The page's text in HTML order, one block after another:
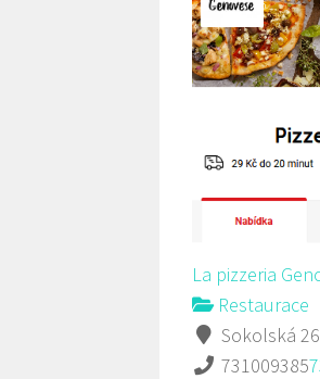
La pizzeria
Restaurace
Sokolská
731009385